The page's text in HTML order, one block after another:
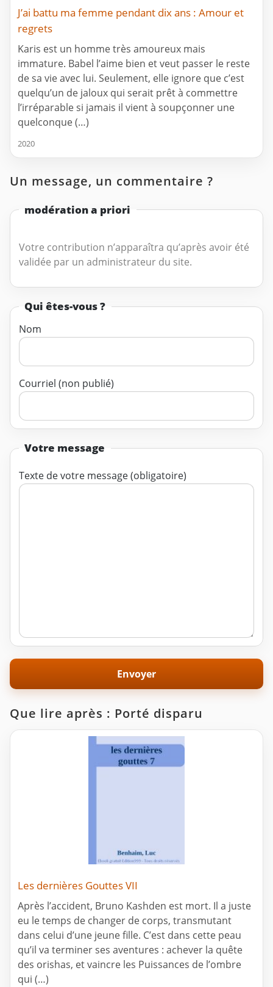
J’ai battu ma femme pendant dix ans : Amour et
regrets
Karis est un homme très amoureux mais
immature. Babel l’aime bien et veut passer le reste
de sa vie avec lui. Seulement, elle ignore que c’est
quelqu’un de jaloux qui serait prêt à commettre
l’irréparable si jamais il vient à soupçonner une
quelconque (…)
2020
Un message, un commentaire ?
modération a priori
Votre contribution n’apparaîtra qu’après avoir été
validée par un administrateur du site.
Qui êtes-vous ?
Nom
Courriel (non publié)
Votre message
Texte de votre message (obligatoire)
Que lire après : Porté disparu
Les dernières Gouttes VII
Après l’accident, Bruno Kashden est mort. Il a juste
eu le temps de changer de corps, transmutant
dans celui d’une jeune fille. C’est dans cette peau
qu’il va terminer ses aventures : achever la quête
des orishas, et vaincre les Puissances de l’ombre
qui (…)